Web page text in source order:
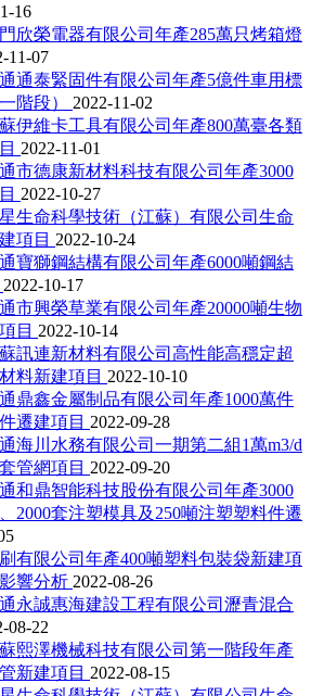
16
欣榮電器有限公司年產285萬只烤箱燈
11-07
通泰緊固件有限公司年產5億件車用標
階段） 2022-11-02
伊維卡工具有限公司年產800萬臺各類
2022-11-01
市德康新材料科技有限公司年產3000
2022-10-27
生命科學技術（江蘇）有限公司生命
項目 2022-10-24
寶獅鋼結構有限公司年產6000噸鋼結
2022-10-17
市興榮草業有限公司年產20000噸生物
目 2022-10-14
訊連新材料有限公司高性能高穩定超
料新建項目 2022-10-10
鼎鑫金屬制品有限公司年產1000萬件
遷建項目 2022-09-28
海川水務有限公司一期第二組1萬m3/d
管網項目 2022-09-20
和鼎智能科技股份有限公司年產3000
2000套注塑模具及250噸注塑塑料件遷
有限公司年產400噸塑料包裝袋新建項
響分析 2022-08-26
永誠惠海建設工程有限公司瀝青混合
08-22
熙澤機械科技有限公司第一階段年產
新建項目 2022-08-15